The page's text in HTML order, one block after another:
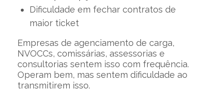
Dificuldade em fechar contratos de
maior ticket
Empresas de agenciamento de carga,
NVOCCs, comissárias, assessorias e
consultorias sentem isso com frequência.
Operam bem, mas sentem dificuldade ao
transmitirem isso.